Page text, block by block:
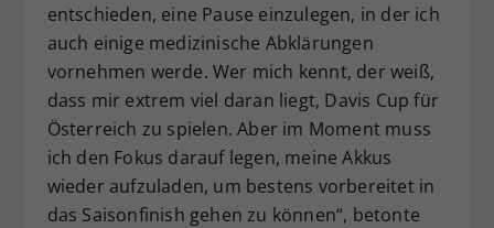
entschieden, eine Pause einzulegen, in der ich
auch einige medizinische Abklärungen
vornehmen werde. Wer mich kennt, der weiß,
dass mir extrem viel daran liegt, Davis Cup für
Österreich zu spielen. Aber im Moment muss
ich den Fokus darauf legen, meine Akkus
wieder aufzuladen, um bestens vorbereitet in
das Saisonfinish gehen zu können“, betonte